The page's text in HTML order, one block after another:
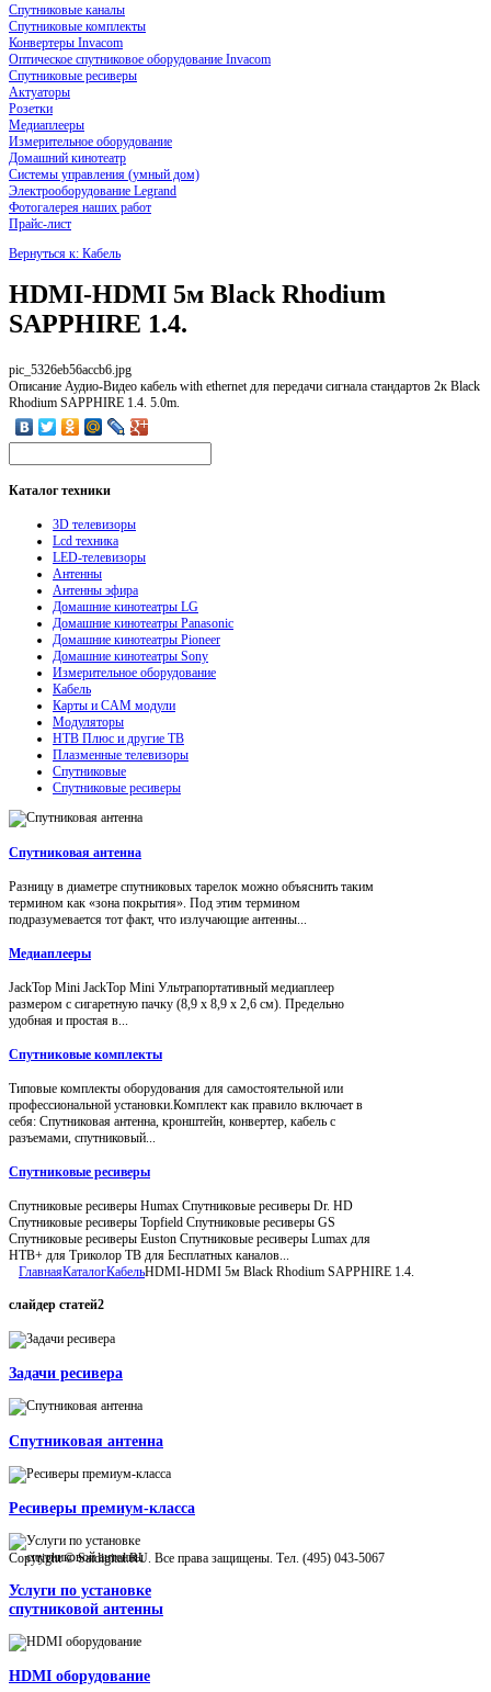
Спутниковые каналы
Спутниковые комплекты
Конвертеры Invacom
Оптическое спутниковое оборудование Invacom
Спутниковые ресиверы
Актуаторы
Розетки
Медиаплееры
Измерительное оборудование
Домашний кинотеатр
Системы управления (умный дом)
Электрооборудование Legrand
Фотогалерея наших работ
Прайс-лист
Вернуться к: Кабель
HDMI-HDMI 5м Black Rhodium
SAPPHIRE 1.4.
pic_5326eb56accb6.jpg
Описание Аудио-Видео кабель with ethernet для передачи сигнала стандартов 2к Black
Rhodium SAPPHIRE 1.4. 5.0m.
Каталогтехники
3D телевизоры
Lcd техника
LED-телевизоры
Антенны
Антенны эфира
Домашние кинотеатры LG
Домашние кинотеатры Panasonic
Домашние кинотеатры Pioneer
Домашние кинотеатры Sony
Измерительное оборудование
Кабель
Карты и CAM модули
Модуляторы
НТВ Плюс и другие ТВ
Плазменные телевизоры
Спутниковые
Спутниковые ресиверы
Спутниковая антенна
Разницу в диаметре спутниковых тарелок можно объяснить таким
термином как «зона покрытия». Под этим термином
подразумевается тот факт, что излучающие антенны...
Медиаплееры
JackTop Mini JackTop Mini Ультрапортативный медиаплеер
размером с сигаретную пачку (8,9 x 8,9 x 2,6 см). Предельно
удобная и простая в...
Спутниковые комплекты
Типовые комплекты оборудования для самостоятельной или
профессиональной установки.Комплект как правило включает в
себя: Спутниковая антенна, кронштейн, конвертер, кабель с
разъемами, спутниковый...
Спутниковые ресиверы
Спутниковые ресиверы Humax Спутниковые ресиверы Dr. HD
Спутниковые ресиверы Topfield Спутниковые ресиверы GS
Спутниковые ресиверы Euston Спутниковые ресиверы Lumax для
НТВ+ для Триколор ТВ для Бесплатных каналов...
ГлавнаяКаталогКабельHDMI-HDMI 5м Black Rhodium SAPPHIRE 1.4.
слайдер статей2
Задачи ресивера
Спутниковая антенна
Ресиверы премиум-класса
Услуги по установке
спутниковой антенны
HDMI оборудование
Copyright © Satdigital.RU. Все права защищены. Тел. (495) 043-5067